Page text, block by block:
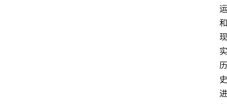
运
和
现
实
历
史
进